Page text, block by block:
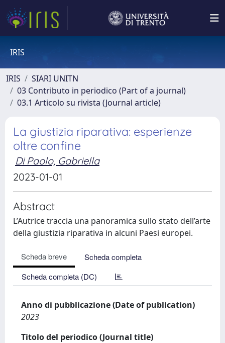
IRIS
IRIS
SIARI UNITN
03 Contributo in periodico (Part of a journal)
03.1 Articolo su rivista (Journal article)
La giustizia riparativa: esperienze
oltre confine
Di Paolo, Gabriella
2023-01-01
Abstract
L’Autrice traccia una panoramica sullo stato dell’arte
della giustizia riparativa in alcuni Paesi europei.
Scheda breve
Scheda completa
Scheda completa (DC)
Anno di pubblicazione (Date of publication)
2023
Titolo del periodico (Journal title)